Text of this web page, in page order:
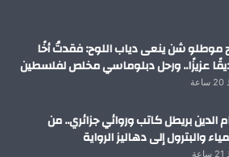
موطلو شن ينعى دياب اللوح: فقدتُ أخًا
عزيزًا.. ورحل دبلوماسي مخلص لفلسطين
الدين بريطل كاتب وروائي جزائري.. من
والبترول إلى دهاليز الرواية